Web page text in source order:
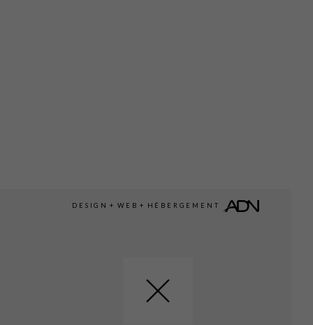
DESIGN + WEB + HÉBERGEMENT